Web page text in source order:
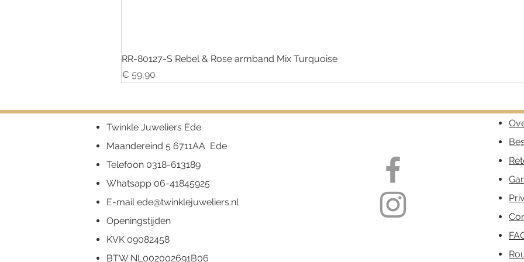
RR-80127-S Rebel & Rose armband Mix Turquoise
Prijs
€ 59,90
Twinkle Juweliers Ede
Maandereind 5 6711AA Ede
Telefoon 0318-613189
Whatsapp 06-41845925
E-mailede@twinklejuweliers.nl
Openingstijden
KVK 09082458
BTW NL002002691B06